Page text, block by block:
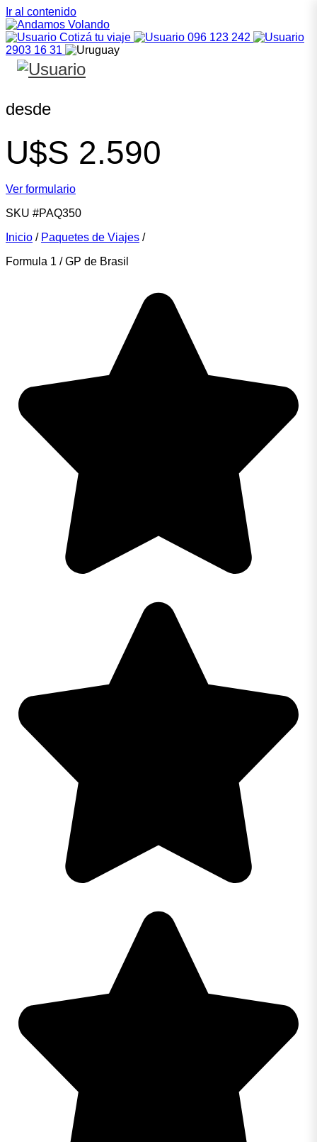
Ir al contenido
Cotizá tu viaje
096 123 242
2903 16 31
desde
U$S 2.590
Ver formulario
SKU #PAQ350
Inicio / Paquetes de Viajes /
Formula 1 / GP de Brasil